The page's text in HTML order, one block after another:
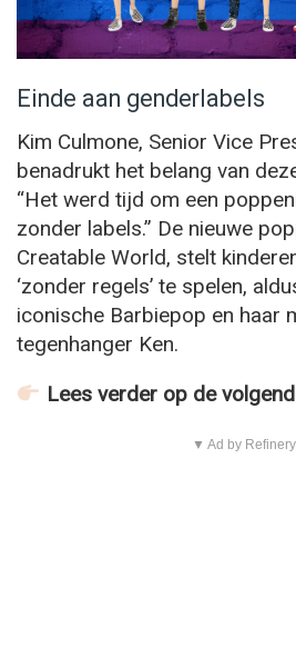
Einde aan genderlabels
Kim Culmone, Senior Vice
benadrukt het belang van
“Het werd tijd om een
zonder labels.” De nieuwe
Creatable World, stelt
‘zonder regels’ te spelen,
iconische Barbiepop en haar
tegenhanger Ken.
Lees verder op de
▼ Ad by